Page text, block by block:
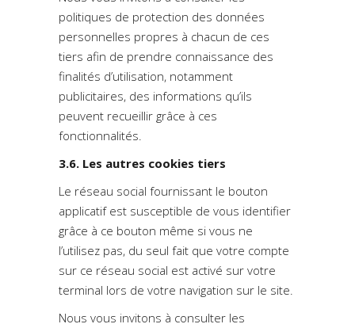
politiques de protection des données
personnelles propres à chacun de ces
tiers afin de prendre connaissance des
finalités d’utilisation, notamment
publicitaires, des informations qu’ils
peuvent recueillir grâce à ces
fonctionnalités.
3.6. Les autres cookies tiers
Le réseau social fournissant le bouton
applicatif est susceptible de vous identifier
grâce à ce bouton même si vous ne
l’utilisez pas, du seul fait que votre compte
sur ce réseau social est activé sur votre
terminal lors de votre navigation sur le site.
Nous vous invitons à consulter les